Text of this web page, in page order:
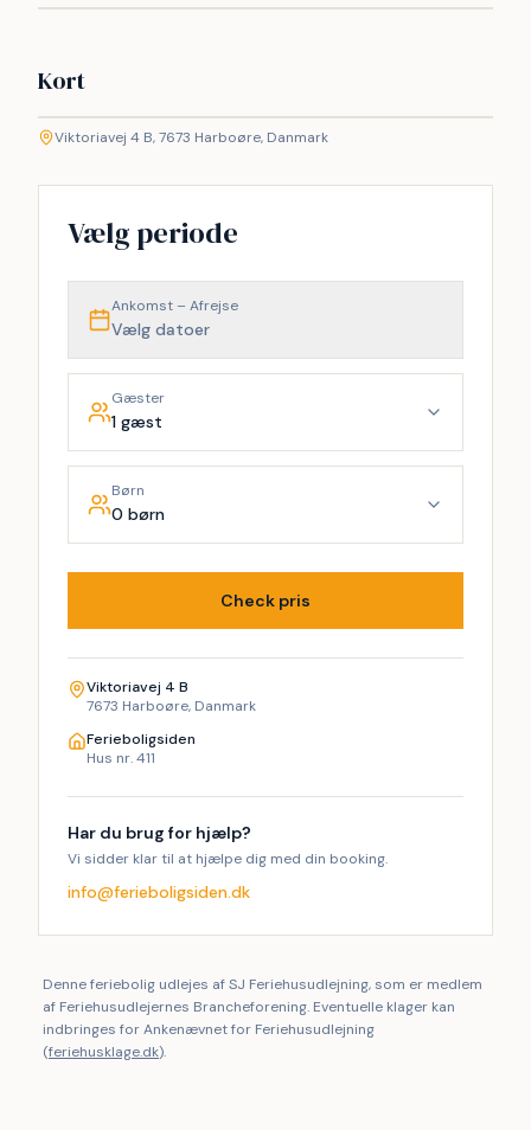
Kort
+
−
Viktoriavej 4 B, 7673 Harboøre, Danmark
Vælg periode
Ankomst – Afrejse
Vælg datoer
Gæster
1 gæst
Børn
0 børn
Check pris
Viktoriavej 4 B
7673 Harboøre, Danmark
Ferieboligsiden
Hus nr. 411
Har du brug for hjælp?
Vi sidder klar til at hjælpe dig med din booking.
info@ferieboligsiden.dk
Denne feriebolig udlejes af SJ Feriehusudlejning, som er medlem
af Feriehusudlejernes Brancheforening. Eventuelle klager kan
indbringes for Ankenævnet for Feriehusudlejning
(feriehusklage.dk).